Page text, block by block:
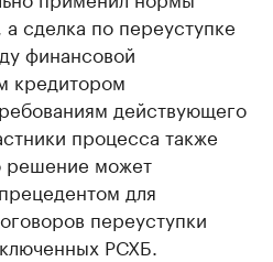
сделка по переуступке
финансовой
кредитором
действующего
процесса также
решение может
для
переуступки
РСХБ.